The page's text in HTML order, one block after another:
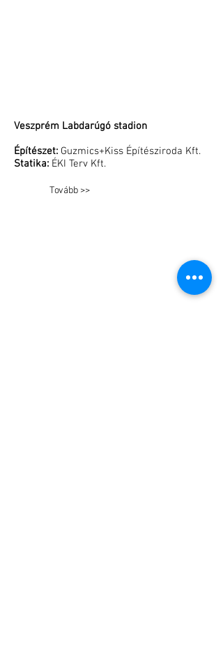
Veszprém Labdarúgó stadion
Építészet: Guzmics+Kiss Építésziroda Kft.
Statika: ÉKI Terv Kft.
Tovább >>